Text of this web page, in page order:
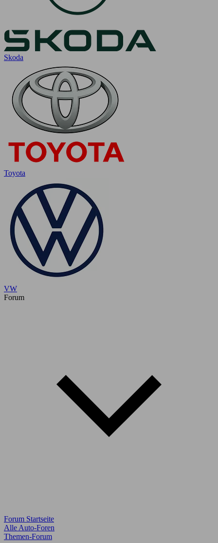
Skoda
Toyota
VW
Forum
Forum Startseite
Alle Auto-Foren
Themen-Forum